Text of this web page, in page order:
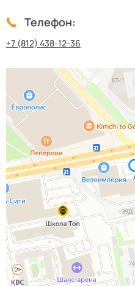
Телефон:
+7 (812) 438-12-36